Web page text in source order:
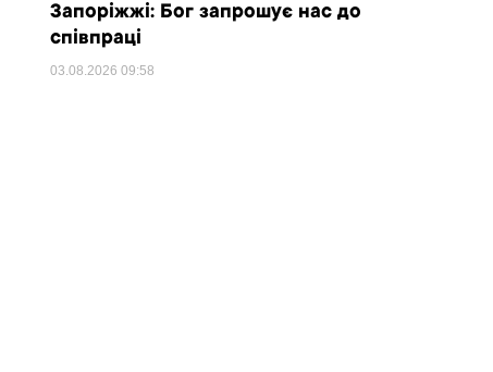
Запоріжжі: Бог запрошує нас до
співпраці
03.08.2026 09:58